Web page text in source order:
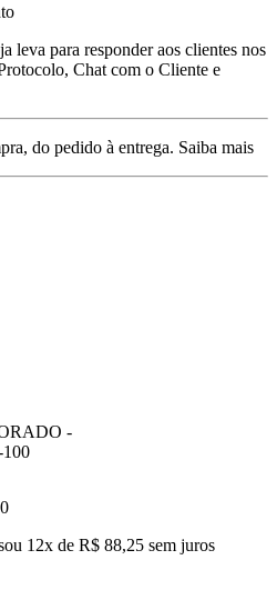
leva para responder aos clientes nos
Chat com o Cliente e
do pedido à entrega. Saiba mais
-
100
ou 12x de R$ 88,25 sem juros